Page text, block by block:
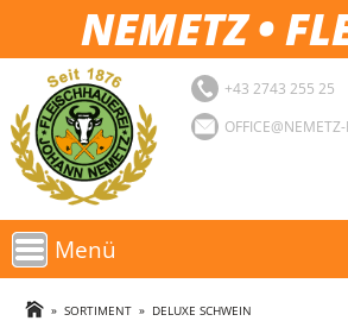
NEMETZ •
+43 2743 255 25
Menü
AKTIONEN
» SORTIMENT» DELUXE SCHWEIN